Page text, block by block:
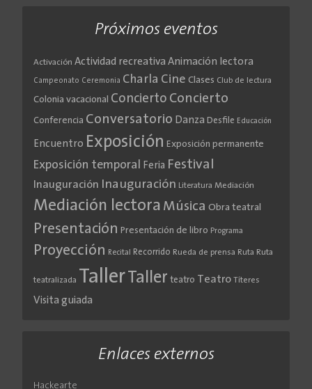
Próximos eventos
Activación Actividad recreativa Animación lectora
Campeonato Ceremonia Charla Cine Clases Club de lectura
Colonia vacacional Concierto Concierto
Conferencia Conversatorio Danza Desfile Educación
Encuentro Exposición Exposición permanente
Exposición temporal Feria Festival
Inauguración Inauguración Literatura Mediación
Mediación lectora Música Obra teatral
Presentación Presentación de libro Programa
Proyección Recital Recorrido Rueda de prensa Ruta Ruta
teatralizada Taller Taller teatro Teatro Títeres
Visita guiada
Enlaces externos
Hackearte